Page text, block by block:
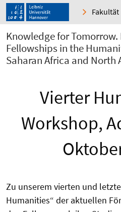
Fakultät
Knowledge for
Fellowships in the
Saharan Africa and North
Vierter
Workshop,
Zu unserem vierten und
Humanities“ der aktuellen